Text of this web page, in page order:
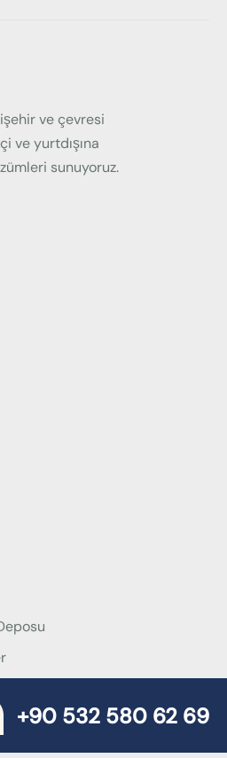
ve çevresi
ve yurtdışına
sunuyoruz.
+90 532 580 62 69